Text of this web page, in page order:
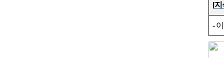
[지
-